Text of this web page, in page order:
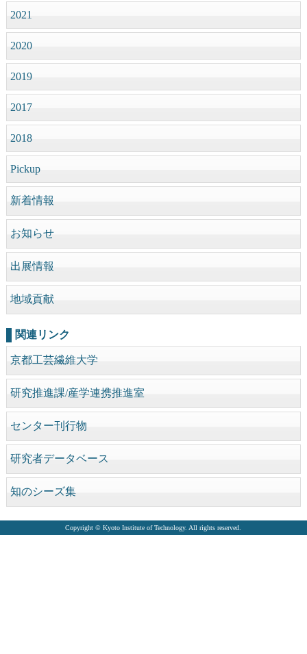
2021
2020
2019
2017
2018
Pickup
新着情報
お知らせ
出展情報
地域貢献
関連リンク
京都工芸繊維大学
研究推進課/産学連携推進室
センター刊行物
研究者データベース
知のシーズ集
Copyright © Kyoto Institute of Technology. All rights reserved.